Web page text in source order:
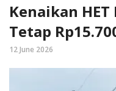
Kenaikan
Tetap
12 June 2026